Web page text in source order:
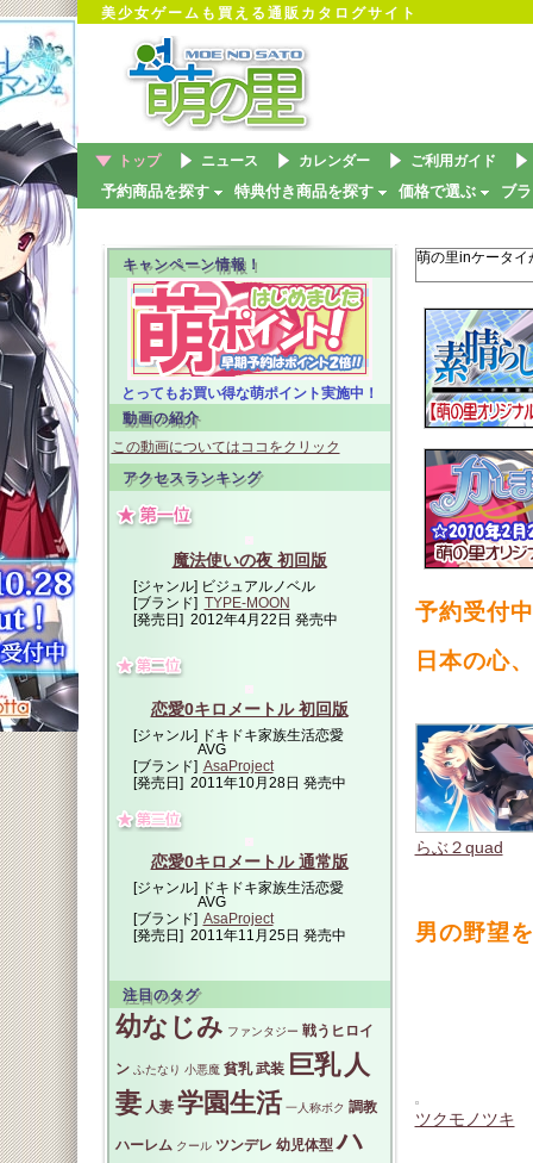
美少女ゲームも買える通販カタログサイト
トップ ニュース カレンダー ご利用ガイド
予約商品を探す 特典付き商品を探す 価格で選ぶ ブ
萌の里inケータイ
予約受付
日本の心
らぶ２quad
男の野望
ツクモノツキ
キャンペーン情報！
とってもお買い得な萌ポイント実施中！
動画の紹介
この動画についてはココをクリック
アクセスランキング
魔法使いの夜 初回版
[ジャンル] ビジュアルノベル
[ブランド] TYPE-MOON
[発売日] 2012年4月22日 発売中
恋愛0キロメートル 初回版
[ジャンル] ドキドキ家族生活恋愛
AVG
[ブランド] AsaProject
[発売日] 2011年10月28日 発売中
恋愛0キロメートル 通常版
[ジャンル] ドキドキ家族生活恋愛
AVG
[ブランド] AsaProject
[発売日] 2011年11月25日 発売中
注目のタグ
幼なじみ ファンタジー 戦うヒロイ
ン ふたなり 小悪魔 貧乳 武装 巨乳 人
妻 人妻 学園生活 一人称ボク 調教
ハーレム クール ツンデレ 幼児体型 ハ